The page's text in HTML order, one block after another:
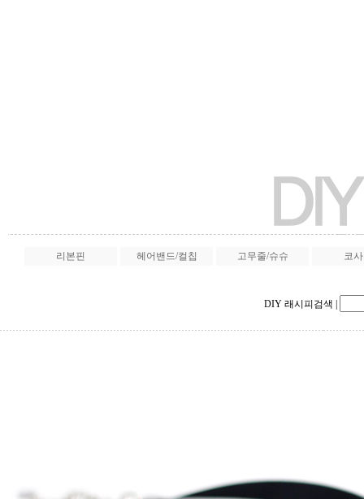
리본핀 헤어밴드/컬칩 고무줄/슈슈 코
DIY 래시피검색